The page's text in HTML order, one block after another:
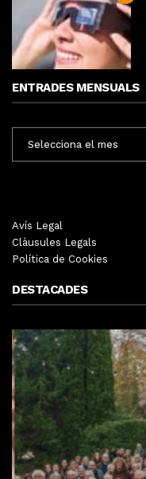
ENTRADES MENSUALS
MENSUALS
Avís Legal
Clàusules Legals
Política de Cookies
DESTACADES